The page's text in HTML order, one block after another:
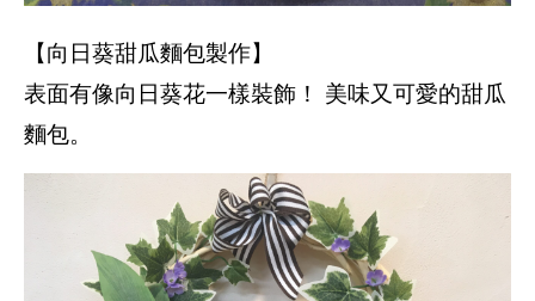
【向日葵甜瓜麵包製作】
表面有像向日葵花一樣裝飾！ 美味又可愛的甜瓜
麵包。